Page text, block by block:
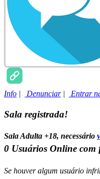
Info | Denunciar| Entrar
Sala registrada!
Sala Adulta +18, necessário
0 Usuários Online com
Se houver algum usuário